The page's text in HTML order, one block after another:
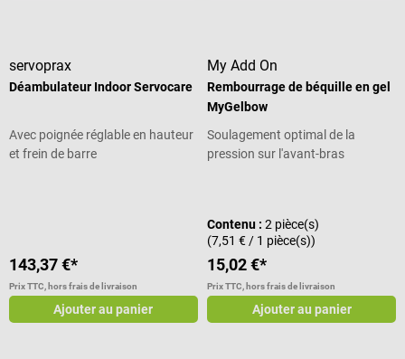
servoprax
Déambulateur Indoor Servocare
Avec poignée réglable en hauteur
et frein de barre
143,37 €*
Prix TTC, hors frais de livraison
Ajouter au panier
My Add On
Rembourrage de béquille en gel
MyGelbow
Soulagement optimal de la
pression sur l'avant-bras
Contenu :2 pièce(s)
(7,51 € / 1 pièce(s))
15,02 €*
Prix TTC, hors frais de livraison
Ajouter au panier